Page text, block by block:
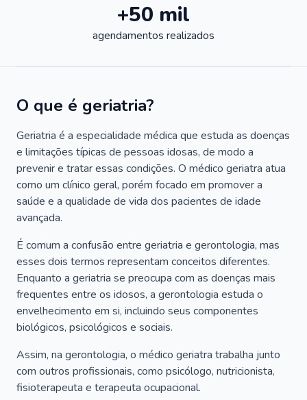
+50 mil
agendamentos realizados
O que é geriatria?
Geriatria é a especialidade médica que estuda as doenças
e limitações típicas de pessoas idosas, de modo a
prevenir e tratar essas condições. O médico geriatra atua
como um clínico geral, porém focado em promover a
saúde e a qualidade de vida dos pacientes de idade
avançada.
É comum a confusão entre geriatria e gerontologia, mas
esses dois termos representam conceitos diferentes.
Enquanto a geriatria se preocupa com as doenças mais
frequentes entre os idosos, a gerontologia estuda o
envelhecimento em si, incluindo seus componentes
biológicos, psicológicos e sociais.
Assim, na gerontologia, o médico geriatra trabalha junto
com outros profissionais, como psicólogo, nutricionista,
fisioterapeuta e terapeuta ocupacional.